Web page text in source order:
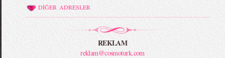
DİĞER ADRESLER
REKLAM
reklam@cosmoturk.com